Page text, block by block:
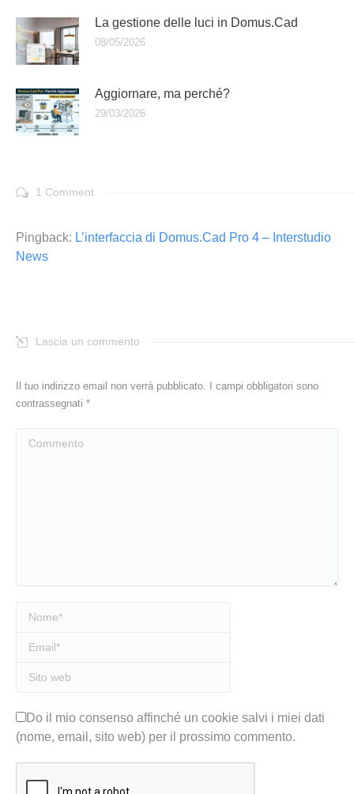
La gestione delle luci in Domus.Cad
08/05/2026
Aggiornare, ma perché?
29/03/2026
1 Comment
Pingback: L’interfaccia di Domus.Cad Pro 4 – Interstudio
News
Lascia un commento
Il tuo indirizzo email non verrà pubblicato. I campi obbligatori sono
contrassegnati *
Nome *
Email *
Sito web
Do il mio consenso affinché un cookie salvi i miei dati
(nome, email, sito web) per il prossimo commento.